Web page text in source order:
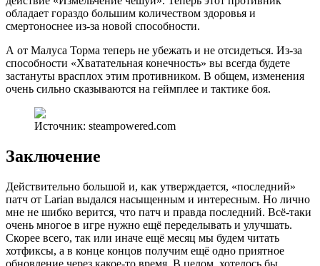
обладает гораздо большим количеством здоровья и
смертоноснее из-за новой способности.
А от Малуса Торма теперь не убежать и не отсидеться. Из-за
способности «Хватательная конечность» вы всегда будете
застануты врасплох этим противником. В общем, изменения
очень сильно сказываются на геймплее и тактике боя.
Источник: steampowered.com
Заключение
Действительно большой и, как утверждается, «последний»
патч от Larian выдался насыщенным и интересным. Но лично
мне не шибко верится, что патч и правда последний. Всё-таки
очень многое в игре нужно ещё переделывать и улучшать.
Скорее всего, так или иначе ещё месяц мы будем читать
хотфиксы, а в конце концов получим ещё одно приятное
обновление через какое-то время. В целом, хотелось бы